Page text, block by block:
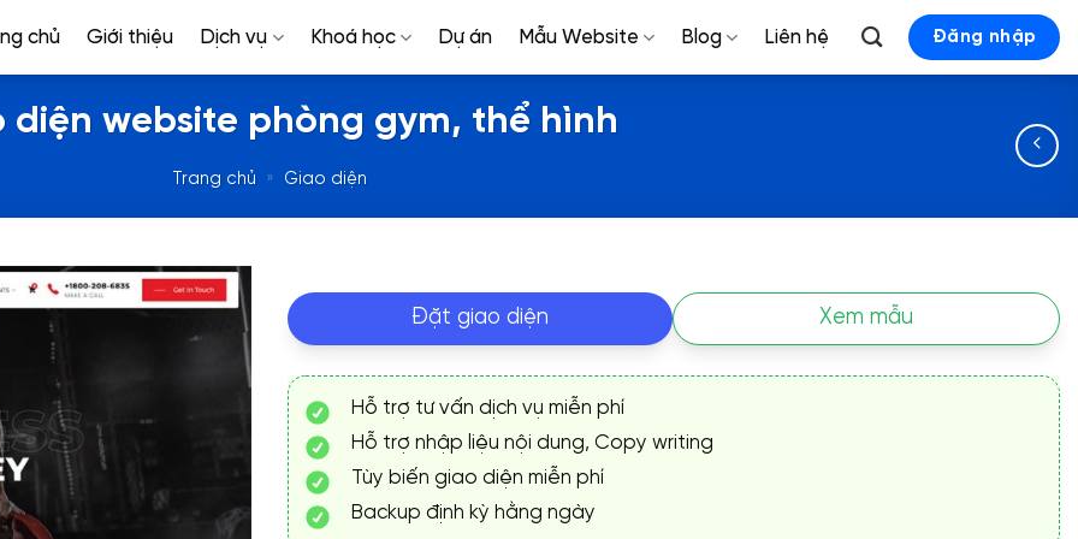
chủ Giới thiệu Dịch vụ Khoá học Dự án Mẫu Website Blog Liên hệ Đăng nhập
diện website phòng gym, thể hình
Trang chủ » Giao diện
Đặt giao diện Xem mẫu
Hỗ trợ tư vấn dịch vụ miễn phí
Hỗ trợ nhập liệu nội dung, Copy writing
Tùy biến giao diện miễn phí
Backup định kỳ hằng ngày